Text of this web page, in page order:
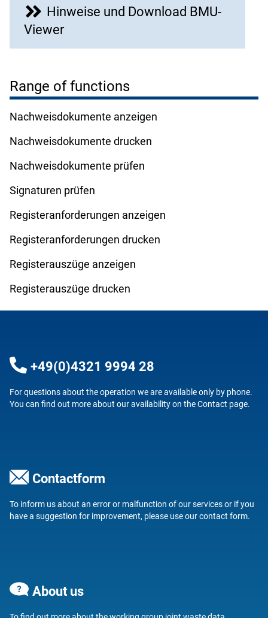
Hinweise und Download BMU-
Viewer
Range of functions
Nachweisdokumente anzeigen
Nachweisdokumente drucken
Nachweisdokumente prüfen
Signaturen prüfen
Registeranforderungen anzeigen
Registeranforderungen drucken
Registerauszüge anzeigen
Registerauszüge drucken
+49(0)4321 9994 28
For questions about the operation we are available only by phone.
You can find out more about our availability on theContact page.
Contactform
To inform us about an error or malfunction of our services or if you
have a suggestion for improvement, please use ourcontact form.
About us